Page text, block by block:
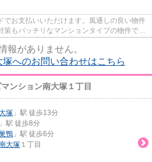
でお支払いいただけます。風通しの良い物件
策もバッチリなマンションタイプの物件で
報がありません。
へのお問い合わせはこちら
ンション南大塚１丁目
塚 」駅 徒歩13分
」駅 徒歩8分
鴨 」駅 徒歩6分
大塚 １丁目